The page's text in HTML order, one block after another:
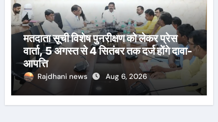
मतदाता सूची विशेष पुनरीक्षण को लेकर प्रेस
वार्ता, 5 अगस्त से 4 सितंबर तक दर्ज होंगे दावा-
आपत्ति
Rajdhani news Aug 6, 2026